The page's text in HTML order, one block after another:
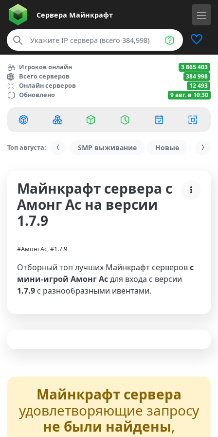
Сервера Майнкрафт
Игроков онлайн 3 865 403
Всего серверов 384 998
Онлайн серверов 12 493
Обновлено 9 авг. в 10:30
Топ августа: SMP выживание Новые С
Майнкрафт сервера с
Амонг Ас на версии
1.7.9
#АмонгАс, #1.7.9
Отборный топ лучших Майнкрафт серверовс
мини-игрой Амонг Асдля входа с версии
1.7.9 с разнообразными ивентами.
Майнкрафт сервера
удовлетворяющие запросу
не были найдены,